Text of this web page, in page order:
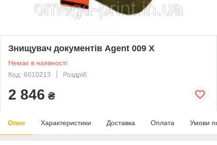
Знищувач документів Agent 009 X
Немає в наявності
Код: 6010213
Роздріб
2 846 ₴
Опис Характеристики Доставка Оплата Умови